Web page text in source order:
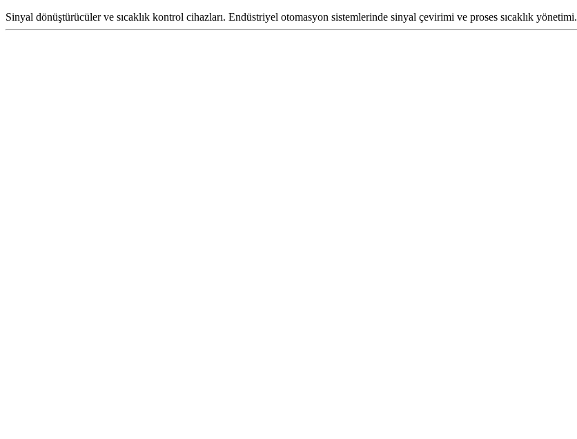
Sinyal dönüştürücüler ve sıcaklık kontrol cihazları. Endüstriyel otomasyon sistemlerinde sinyal çevirimi ve proses sıcaklık yönetimi.